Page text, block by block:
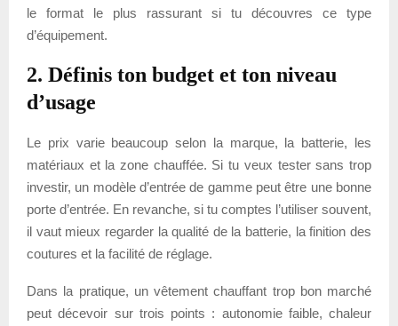
le format le plus rassurant si tu découvres ce type
d’équipement.
2. Définis ton budget et ton niveau
d’usage
Le prix varie beaucoup selon la marque, la batterie, les
matériaux et la zone chauffée. Si tu veux tester sans trop
investir, un modèle d’entrée de gamme peut être une bonne
porte d’entrée. En revanche, si tu comptes l’utiliser souvent,
il vaut mieux regarder la qualité de la batterie, la finition des
coutures et la facilité de réglage.
Dans la pratique, un vêtement chauffant trop bon marché
peut décevoir sur trois points : autonomie faible, chaleur